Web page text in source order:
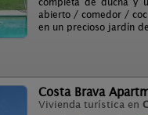
abierto / comedor /
en un precioso jardín
Costa Brava
Vivienda turística en